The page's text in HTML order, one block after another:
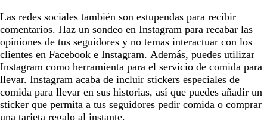
Las redes sociales también son estupendas para recibir
comentarios. Haz un sondeo en Instagram para recabar las
opiniones de tus seguidores y no temas interactuar con los
clientes en Facebook e Instagram. Además, puedes utilizar
Instagram como herramienta para el servicio de comida para
llevar. Instagram acaba de incluir stickers especiales de
comida para llevar en sus historias, así que puedes añadir un
sticker que permita a tus seguidores pedir comida o comprar
una tarjeta regalo al instante.